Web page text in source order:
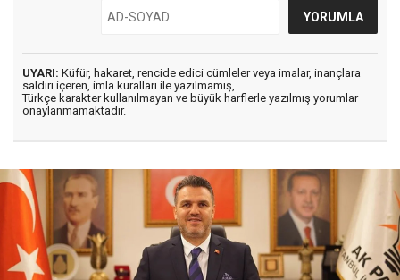
UYARI: Küfür, hakaret, rencide edici cümleler veya imalar, inançlara
saldırı içeren, imla kuralları ile yazılmamış,
Türkçe karakter kullanılmayan ve büyük harflerle yazılmış yorumlar
onaylanmamaktadır.